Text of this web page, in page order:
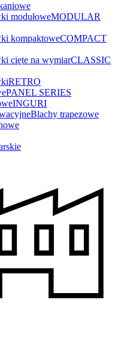
modułoweMODULAR
kompaktoweCOMPACT
cięte na wymiarCLASSIC
RETRO
PANEL SERIES
INGURI
Blachy trapezowe